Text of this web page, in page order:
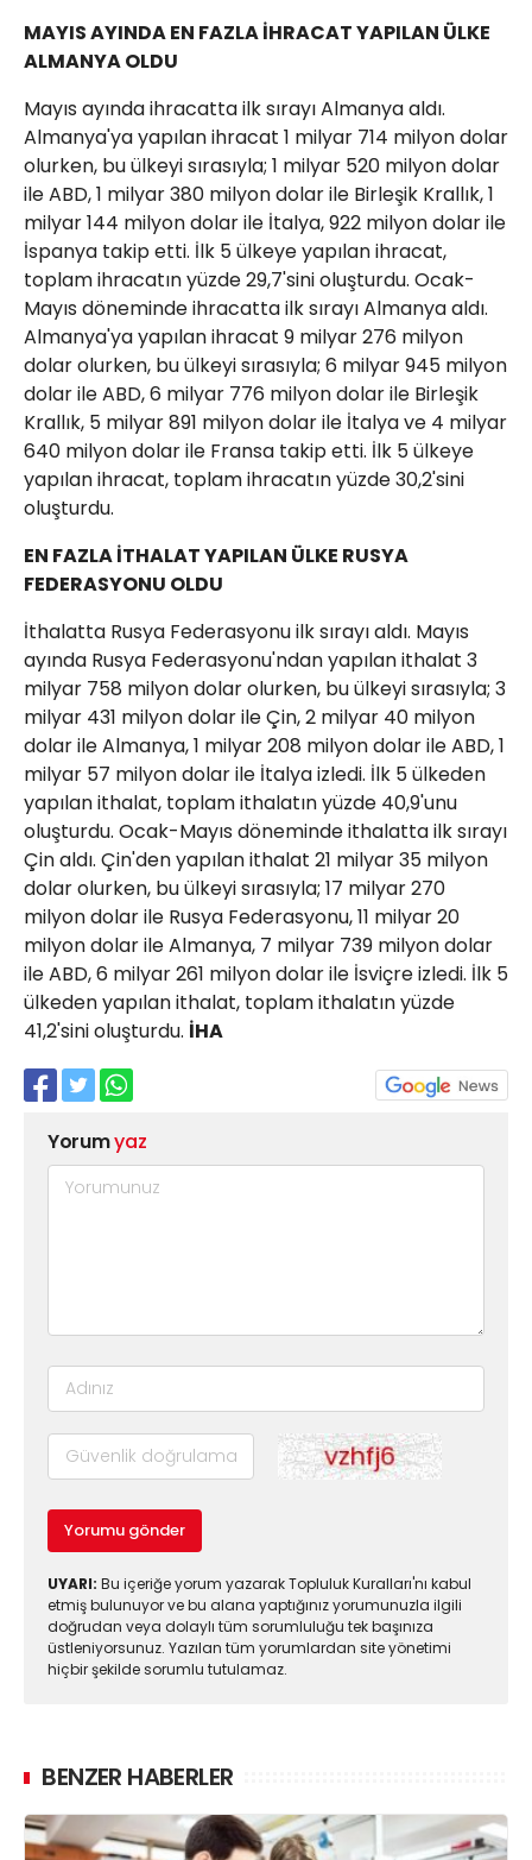
MAYIS AYINDA EN FAZLA İHRACAT YAPILAN ÜLKE
ALMANYA OLDU
Mayıs ayında ihracatta ilk sırayı Almanya aldı.
Almanya'ya yapılan ihracat 1 milyar 714 milyon dolar
olurken, bu ülkeyi sırasıyla; 1 milyar 520 milyon dolar
ile ABD, 1 milyar 380 milyon dolar ile Birleşik Krallık, 1
milyar 144 milyon dolar ile İtalya, 922 milyon dolar ile
İspanya takip etti. İlk 5 ülkeye yapılan ihracat,
toplam ihracatın yüzde 29,7'sini oluşturdu. Ocak-
Mayıs döneminde ihracatta ilk sırayı Almanya aldı.
Almanya'ya yapılan ihracat 9 milyar 276 milyon
dolar olurken, bu ülkeyi sırasıyla; 6 milyar 945 milyon
dolar ile ABD, 6 milyar 776 milyon dolar ile Birleşik
Krallık, 5 milyar 891 milyon dolar ile İtalya ve 4 milyar
640 milyon dolar ile Fransa takip etti. İlk 5 ülkeye
yapılan ihracat, toplam ihracatın yüzde 30,2'sini
oluşturdu.
EN FAZLA İTHALAT YAPILAN ÜLKE RUSYA
FEDERASYONU OLDU
İthalatta Rusya Federasyonu ilk sırayı aldı. Mayıs
ayında Rusya Federasyonu'ndan yapılan ithalat 3
milyar 758 milyon dolar olurken, bu ülkeyi sırasıyla; 3
milyar 431 milyon dolar ile Çin, 2 milyar 40 milyon
dolar ile Almanya, 1 milyar 208 milyon dolar ile ABD, 1
milyar 57 milyon dolar ile İtalya izledi. İlk 5 ülkeden
yapılan ithalat, toplam ithalatın yüzde 40,9'unu
oluşturdu. Ocak-Mayıs döneminde ithalatta ilk sırayı
Çin aldı. Çin'den yapılan ithalat 21 milyar 35 milyon
dolar olurken, bu ülkeyi sırasıyla; 17 milyar 270
milyon dolar ile Rusya Federasyonu, 11 milyar 20
milyon dolar ile Almanya, 7 milyar 739 milyon dolar
ile ABD, 6 milyar 261 milyon dolar ile İsviçre izledi. İlk 5
ülkeden yapılan ithalat, toplam ithalatın yüzde
41,2'sini oluşturdu. İHA
Yorumyaz
Yorumu gönder
UYARI: Bu içeriğe yorum yazarak Topluluk Kuralları'nı kabul
etmiş bulunuyor ve bu alana yaptığınız yorumunuzla ilgili
doğrudan veya dolaylı tüm sorumluluğu tek başınıza
üstleniyorsunuz. Yazılan tüm yorumlardan site yönetimi
hiçbir şekilde sorumlu tutulamaz.
BENZER HABERLER